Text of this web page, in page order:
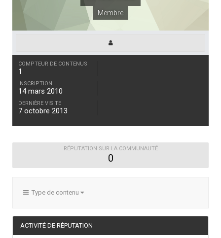
Membre
COMPTEUR DE CONTENUS
1
INSCRIPTION
14 mars 2010
DERNIÈRE VISITE
7 octobre 2013
RÉPUTATION SUR LA COMMUNAUTÉ
0
Type de contenu
ACTIVITÉ DE RÉPUTATION